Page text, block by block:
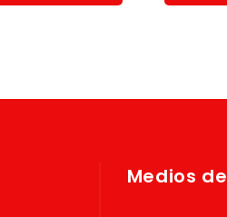
Medios